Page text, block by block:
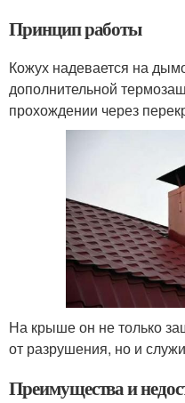
Принцип работы
Кожух надевается на
дополнительной
прохождении через
На крыше он не только
от разрушения, но и
Преимущества и